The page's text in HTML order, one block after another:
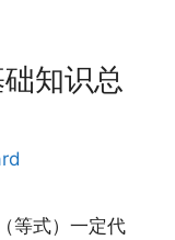
知识总
等式）一定代